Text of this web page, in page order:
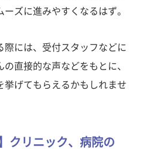
ーズに進みやすくなるはず。
際には、受付スタッフなどに
直接的な声などをもとに、
挙げてもらえるかもしれませ
クリニック、病院の